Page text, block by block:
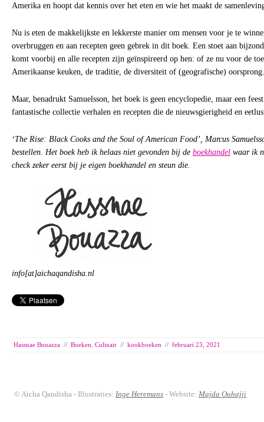
Amerika en hoopt dat kennis over het eten en wie het maakt de
Nu is eten de makkelijkste en lekkerste manier om mensen voor je te
overbruggen en aan recepten geen gebrek in dit boek. Een stoet aan
komt voorbij en alle recepten zijn geïnspireerd op hen: of ze nu voor de
Amerikaanse keuken, de traditie, de diversiteit of (geografische) oorsprong.
Maar, benadrukt Samuelsson, het boek is geen encyclopedie, maar een
fantastische collectie verhalen en recepten die de nieuwsgierigheid en
‘The Rise: Black Cooks and the Soul of American Food’, Marcus
bestellen. Het boek heb ik helaas niet gevonden bij de boekhandel waar ik
check zeker eerst bij je eigen boekhandel en steun die.
info[at]aichaqandisha.nl
Hassnae Bouazza // Boeken Culinair // kookboeken // februari 23, 2021
© Aicha Qandisha - Illustraties: Inge Heremans - Website: Majda Ouhajji